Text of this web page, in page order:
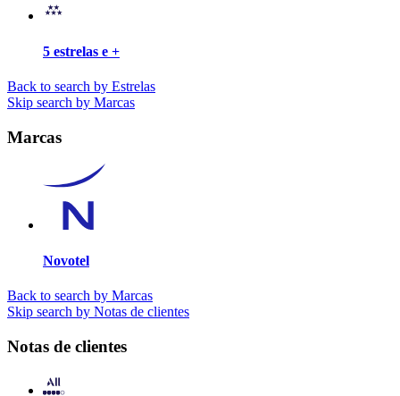
5 estrelas e +
Back to search by Estrelas
Skip search by Marcas
Marcas
Novotel
Back to search by Marcas
Skip search by Notas de clientes
Notas de clientes